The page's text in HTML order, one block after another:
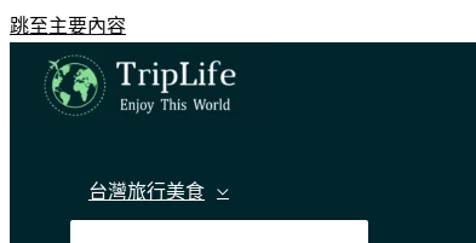
跳至主要內容
台灣旅行美食